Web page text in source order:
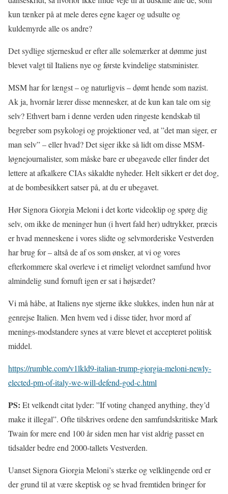
kun tænker på at mele deres egne kager og udsulte og
kuldemyrde alle os andre?
Det sydlige stjerneskud er efter alle solemærker at dømme just
blevet valgt til Italiens nye og første kvindelige statsminister.
MSM har for længst – og naturligvis – dømt hende som nazist.
Ak ja, hvornår lærer disse mennesker, at de kun kan tale om sig
selv? Ethvert barn i denne verden uden ringeste kendskab til
begreber som psykologi og projektioner ved, at ”det man siger, er
man selv” – eller hvad? Det siger ikke så lidt om disse MSM-
løgnejournalister, som måske bare er ubegavede eller finder det
lettere at afkalkere CIAs såkaldte nyheder. Helt sikkert er det dog,
at de bombesikkert satser på, at du er ubegavet.
Hør Signora Giorgia Meloni i det korte videoklip og spørg dig
selv, om ikke de meninger hun (i hvert fald her) udtrykker, præcis
er hvad menneskene i vores slidte og selvmorderiske Vestverden
har brug for – altså de af os som ønsker, at vi og vores
efterkommere skal overleve i et rimeligt velordnet samfund hvor
almindelig sund fornuft igen er sat i højsædet?
Vi må håbe, at Italiens nye stjerne ikke slukkes, inden hun når at
genrejse Italien. Men hvem ved i disse tider, hvor mord af
menings-modstandere synes at være blevet et accepteret politisk
middel.
https://rumble.com/v1lkld9-italian-trump-giorgia-meloni-newly-
elected-pm-of-italy-we-will-defend-god-c.html
PS: Et velkendt citat lyder: ”If voting changed anything, they’d
make it illegal”. Ofte tilskrives ordene den samfundskritiske Mark
Twain for mere end 100 år siden men har vist aldrig passet en
tidsalder bedre end 2000-tallets Vestverden.
Uanset Signora Giorgia Meloni’s stærke og velklingende ord er
der grund til at være skeptisk og se hvad fremtiden bringer for